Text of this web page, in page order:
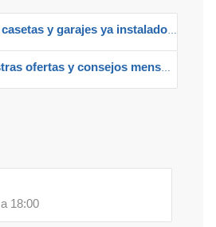
y garajes ya instalados!
ofertas y consejos mensuales
18:00